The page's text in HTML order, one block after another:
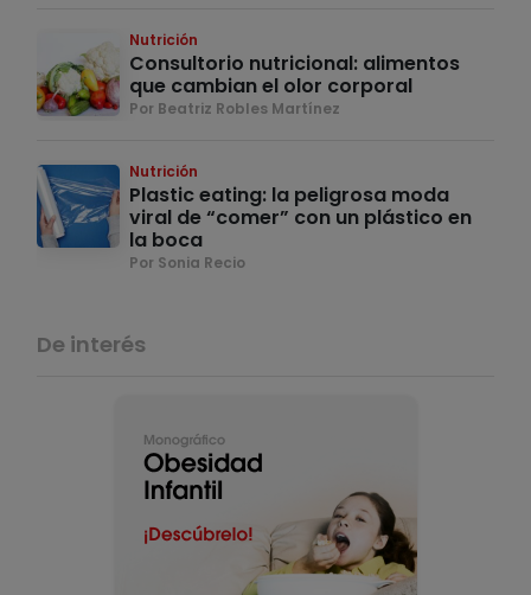
Nutrición
Consultorio nutricional: alimentos
que cambian el olor corporal
Por Beatriz Robles Martínez
Nutrición
Plastic eating: la peligrosa moda
viral de “comer” con un plástico en
la boca
Por Sonia Recio
De interés